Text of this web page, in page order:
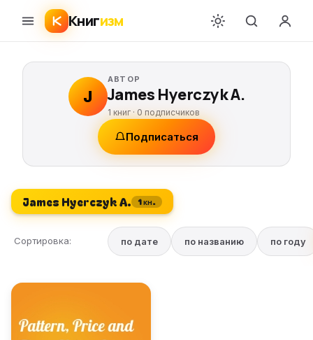
Книгизм
J
АВТОР
James Hyerczyk A.
1 книг · 0 подписчиков
Подписаться
James Hyerczyk A. 1 кн.
Сортировка: по дате по названию по году